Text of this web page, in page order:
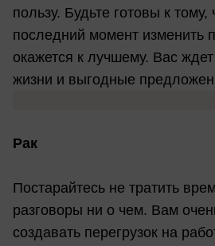
пользу. Будьте готовы к
последний момент изменить
окажется к лучшему. Вас
жизни и выгодные
Рак
Постарайтесь не тратить
разговоры ни о чем. Вам
создавать перегрузок на